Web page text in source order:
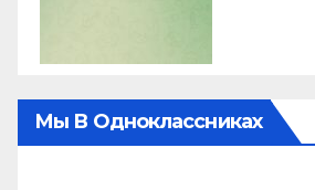
Мы В Одноклассниках